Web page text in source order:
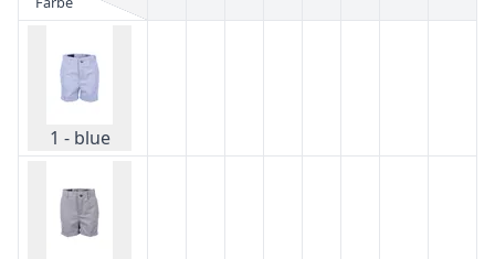
1 - blue